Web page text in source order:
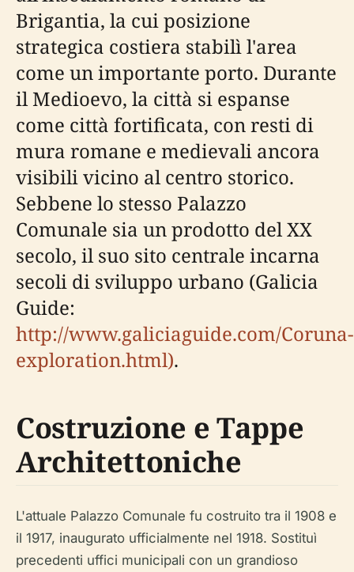
Brigantia, la cui posizione
strategica costiera stabilì l'area
come un importante porto. Durante
il Medioevo, la città si espanse
come città fortificata, con resti di
mura romane e medievali ancora
visibili vicino al centro storico.
Sebbene lo stesso Palazzo
Comunale sia un prodotto del XX
secolo, il suo sito centrale incarna
secoli di sviluppo urbano (Galicia
Guide:
http://www.galiciaguide.com/Coruna-
exploration.html).
Costruzione e Tappe
Architettoniche
L'attuale Palazzo Comunale fu costruito tra il 1908 e
il 1917, inaugurato ufficialmente nel 1918. Sostituì
precedenti uffici municipali con un grandioso